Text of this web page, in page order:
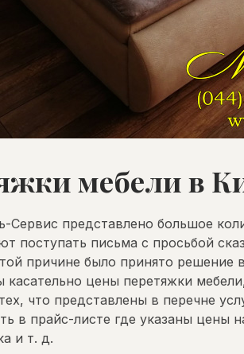
мебели в
Сервис представлено большое
поступать письма с просьбой
причине было принято решение
касательно цены перетяжки
что представлены в перечне
в прайс-листе где указаны цены
и т. д.